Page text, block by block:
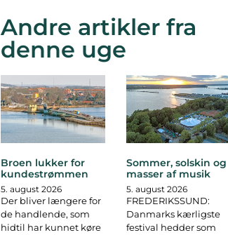
Andre artikler fra
denne uge
Broen lukker for
kundestrømmen
5. august 2026
Der bliver længere for
de handlende, som
hidtil har kunnet køre
Sommer, solskin og
masser af musik
5. august 2026
FREDERIKSSUND:
Danmarks kærligste
festival hedder som